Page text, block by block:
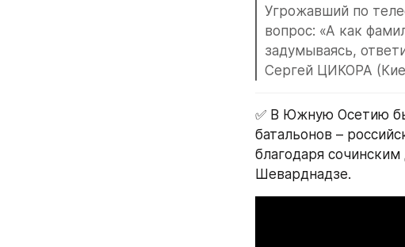
Угрожавший по
вопрос: «А как
задумываясь,
Сергей ЦИКОРА
✅ В Южную Осетию
батальонов –
благодаря
Шеварднадзе.